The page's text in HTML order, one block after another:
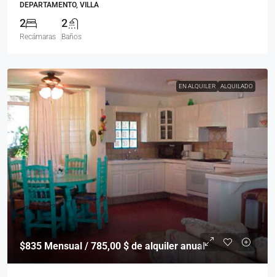
DEPARTAMENTO, VILLA
2
Recámaras
2
Baños
EN ALQUILER ALQUILADO
$835 Mensual / 785,00 $ de alquiler anual